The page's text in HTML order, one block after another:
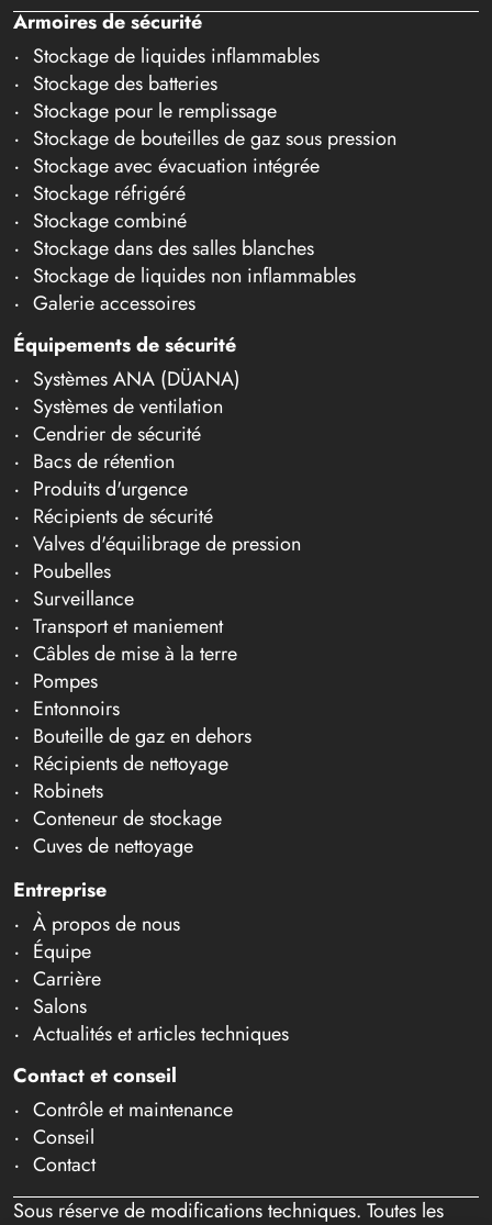
Armoires de sécurité
Stockage de liquides inflammables
Stockage des batteries
Stockage pour le remplissage
Stockage de bouteilles de gaz sous pression
Stockage avec évacuation intégrée
Stockage réfrigéré
Stockage combiné
Stockage dans des salles blanches
Stockage de liquides non inflammables
Galerie accessoires
Équipements de sécurité
Systèmes ANA (DÜANA)
Systèmes de ventilation
Cendrier de sécurité
Bacs de rétention
Produits d'urgence
Récipients de sécurité
Valves d'équilibrage de pression
Poubelles
Surveillance
Transport et maniement
Câbles de mise à la terre
Pompes
Entonnoirs
Bouteille de gaz en dehors
Récipients de nettoyage
Robinets
Conteneur de stockage
Cuves de nettoyage
Entreprise
À propos de nous
Équipe
Carrière
Salons
Actualités et articles techniques
Contact et conseil
Contrôle et maintenance
Conseil
Contact
Sous réserve de modifications techniques. Toutes les